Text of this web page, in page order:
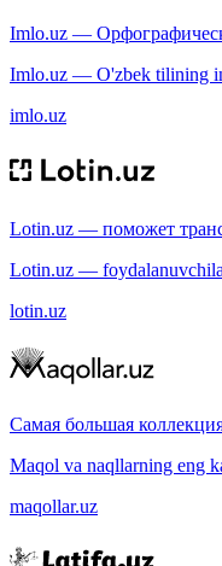
Imlo.uz —
Imlo.uz — O'zbek tilining
imlo.uz
Lotin.uz — поможет
Lotin.uz —
lotin.uz
Самая большая
Maqol va naqllarning eng
maqollar.uz